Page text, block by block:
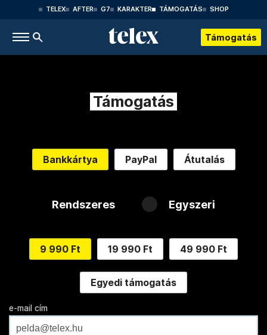
TELEX AFTER G7 KARAKTER TÁMOGATÁS SHOP
Támogatás
Támogatás
Bankkártya PayPal Átutalás
Rendszeres Egyszeri
9 990 Ft 19 990 Ft 49 990 Ft
Egyedi támogatás
e-mail cím